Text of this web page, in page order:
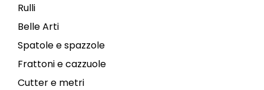
Rulli
Belle Arti
Spatole e spazzole
Frattoni e cazzuole
Cutter e metri